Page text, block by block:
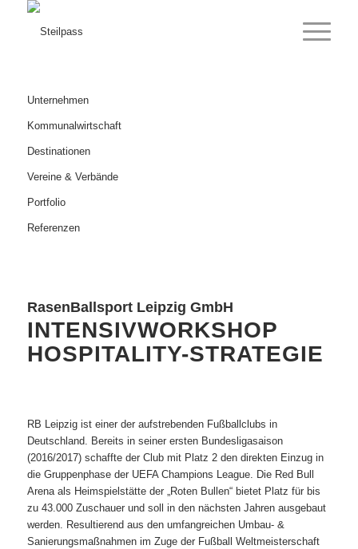
Unternehmen
Kommunalwirtschaft
Destinationen
Vereine & Verbände
Portfolio
Referenzen
RasenBallsport Leipzig GmbH
INTENSIVWORKSHOP
HOSPITALITY-STRATEGIE
RB Leipzig ist einer der aufstrebenden Fußballclubs in
Deutschland. Bereits in seiner ersten Bundesligasaison
(2016/2017) schaffte der Club mit Platz 2 den direkten Einzug in
die Gruppenphase der UEFA Champions League. Die Red Bull
Arena als Heimspielstätte der „Roten Bullen“ bietet Platz für bis
zu 43.000 Zuschauer und soll in den nächsten Jahren ausgebaut
werden. Resultierend aus den umfangreichen Umbau- &
Sanierungsmaßnahmen im Zuge der Fußball Weltmeisterschaft